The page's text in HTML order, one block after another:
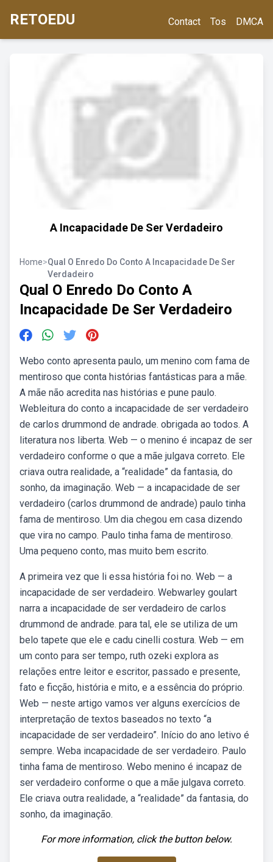
RETOEDU Contact Tos DMCA
A Incapacidade De Ser Verdadeiro
Home>Qual O Enredo Do Conto A Incapacidade De Ser
Verdadeiro
Qual O Enredo Do Conto A
Incapacidade De Ser Verdadeiro
Webo conto apresenta paulo, um menino com fama de
mentiroso que conta histórias fantásticas para a mãe.
A mãe não acredita nas histórias e pune paulo.
Webleitura do conto a incapacidade de ser verdadeiro
de carlos drummond de andrade. obrigada ao todos. A
literatura nos liberta. Web — o menino é incapaz de ser
verdadeiro conforme o que a mãe julgava correto. Ele
criava outra realidade, a “realidade” da fantasia, do
sonho, da imaginação. Web — a incapacidade de ser
verdadeiro (carlos drummond de andrade) paulo tinha
fama de mentiroso. Um dia chegou em casa dizendo
que vira no campo. Paulo tinha fama de mentiroso.
Uma pequeno conto, mas muito bem escrito.
A primeira vez que li essa história foi no. Web — a
incapacidade de ser verdadeiro. Webwarley goulart
narra a incapacidade de ser verdadeiro de carlos
drummond de andrade. para tal, ele se utiliza de um
belo tapete que ele e cadu cinelli costura. Web — em
um conto para ser tempo, ruth ozeki explora as
relações entre leitor e escritor, passado e presente,
fato e ficção, história e mito, e a essência do próprio.
Web — neste artigo vamos ver alguns exercícios de
interpretação de textos baseados no texto “a
incapacidade de ser verdadeiro”. Início do ano letivo é
sempre. Weba incapacidade de ser verdadeiro. Paulo
tinha fama de mentiroso. Webo menino é incapaz de
ser verdadeiro conforme o que a mãe julgava correto.
Ele criava outra realidade, a “realidade” da fantasia, do
sonho, da imaginação.
For more information, click the button below.